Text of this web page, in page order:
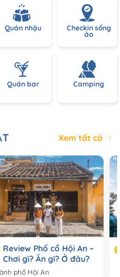
Quán nhậu
Quán bar
Checkin sống
ảo
Camping
Xem tất cả
Review Phố cổ Hội An –
Chơi gì? Ăn gì? Ở đâu?
phố Hội An